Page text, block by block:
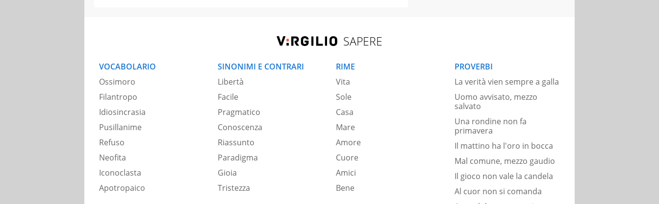
SAPERE
VOCABOLARIO
Ossimoro
Filantropo
Idiosincrasia
Pusillanime
Refuso
Neofita
Iconoclasta
Apotropaico
SINONIMI E CONTRARI
Libertà
Facile
Pragmatico
Conoscenza
Riassunto
Paradigma
Gioia
Tristezza
RIME
Vita
Sole
Casa
Mare
Amore
Cuore
Amici
Bene
PROVERBI
La verità vien sempre a galla
Uomo avvisato, mezzo
salvato
Una rondine non fa
primavera
Il mattino ha l'oro in bocca
Mal comune, mezzo gaudio
Il gioco non vale la candela
Al cuor non si comanda